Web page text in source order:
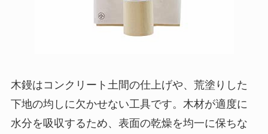
木鏝はコンクリート土間の仕上げや、荒塗りした
下地の均しに欠かせない工具です。木材が適度に
水分を吸収するため、表面の乾燥を均一に保ちな